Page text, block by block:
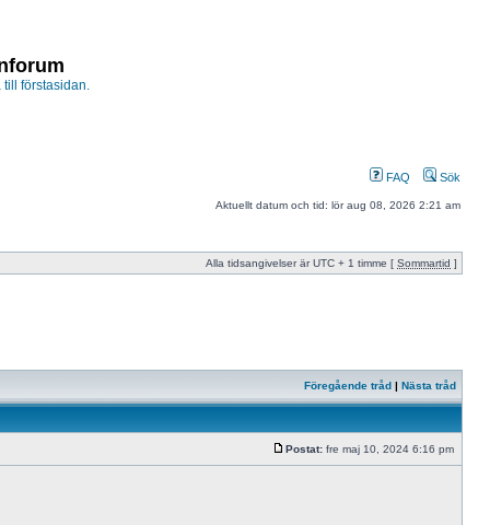
till förstasidan.
FAQ Sök
Aktuellt datum och tid: lör aug 08, 2026 2:21 am
Alla tidsangivelser är UTC + 1 timme [ Sommartid ]
Föregående tråd | Nästa tråd
Postat: fre maj 10, 2024 6:16 pm